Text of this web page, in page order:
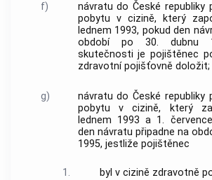
f)
návratu do České republiky
pobytu v cizině, který
lednem 1993, pokud den
období po 30. dubnu
skutečnosti je pojištěnec
zdravotní pojišťovně doložit;
g)
návratu do České republiky
pobytu v cizině, který
lednem 1993 a 1.
den návratu připadne na
1995, jestliže pojištěnec
1.
byl v cizině zdravotně